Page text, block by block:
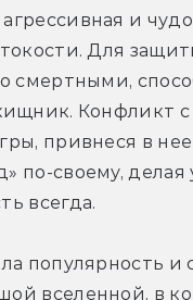
и
Для
смертными,
Конфликт
привнеся в
по-своему, делая
всегда.
популярность и
вселенной, в